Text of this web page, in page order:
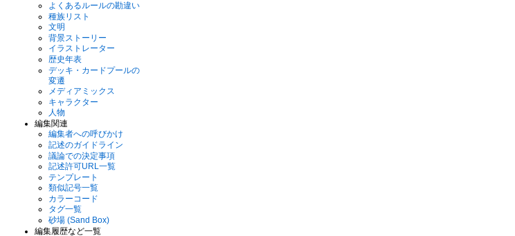
よくあるルールの勘違い
種族リスト
文明
背景ストーリー
イラストレーター
歴史年表
デッキ・カードプールの
変遷
メディアミックス
キャラクター
人物
編集関連
編集者への呼びかけ
記述のガイドライン
議論での決定事項
記述許可URL一覧
テンプレート
類似記号一覧
カラーコード
タグ一覧
砂場 (Sand Box)
編集履歴など一覧